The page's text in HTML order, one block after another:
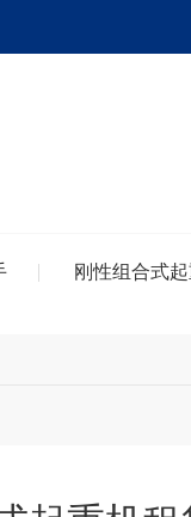
刚性组合式